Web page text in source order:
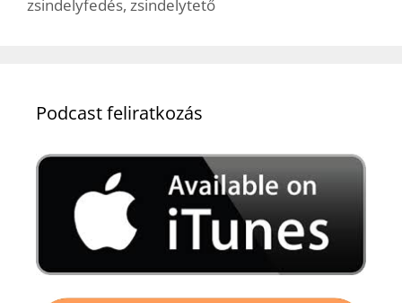
zsindelyfedés, zsindelytető
Podcast feliratkozás